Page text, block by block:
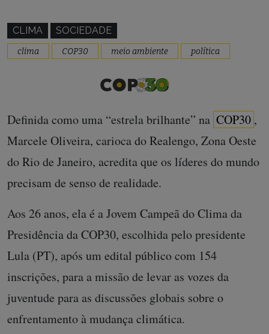
CLIMA SOCIEDADE
clima COP30 meio ambiente política
Definida como uma “estrela brilhante” na COP30 ,
Marcele Oliveira, carioca do Realengo, Zona Oeste
do Rio de Janeiro, acredita que os líderes do mundo
precisam de senso de realidade.
Aos 26 anos, ela é a Jovem Campeã do Clima da
Presidência da COP30, escolhida pelo presidente
Lula (PT), após um edital público com 154
inscrições, para a missão de levar as vozes da
juventude para as discussões globais sobre o
enfrentamento à mudança climática.